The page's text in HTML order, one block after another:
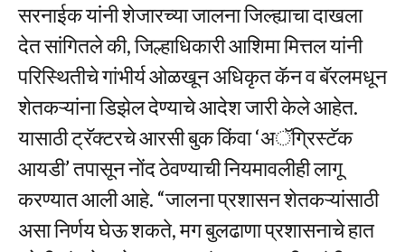
सरनाईक यांनी शेजारच्या जालना जिल्ह्याचा दाखला
देत सांगितले की, जिल्हाधिकारी आशिमा मित्तल यांनी
परिस्थितीचे गांभीर्य ओळखून अधिकृत कॅन व बॅरलमधून
शेतकऱ्यांना डिझेल देण्याचे आदेश जारी केले आहेत.
यासाठी ट्रॅक्टरचे आरसी बुक किंवा ‘अॅग्रिस्टॅक
आयडी’ तपासून नोंद ठेवण्याची नियमावलीही लागू
करण्यात आली आहे. “जालना प्रशासन शेतकऱ्यांसाठी
असा निर्णय घेऊ शकते, मग बुलढाणा प्रशासनाचे हात